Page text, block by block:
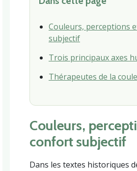
Couleurs, perceptions
subjectif
Trois principaux axes
Thérapeutes de la
Couleurs,
confort subjectif
Dans les textes historiques